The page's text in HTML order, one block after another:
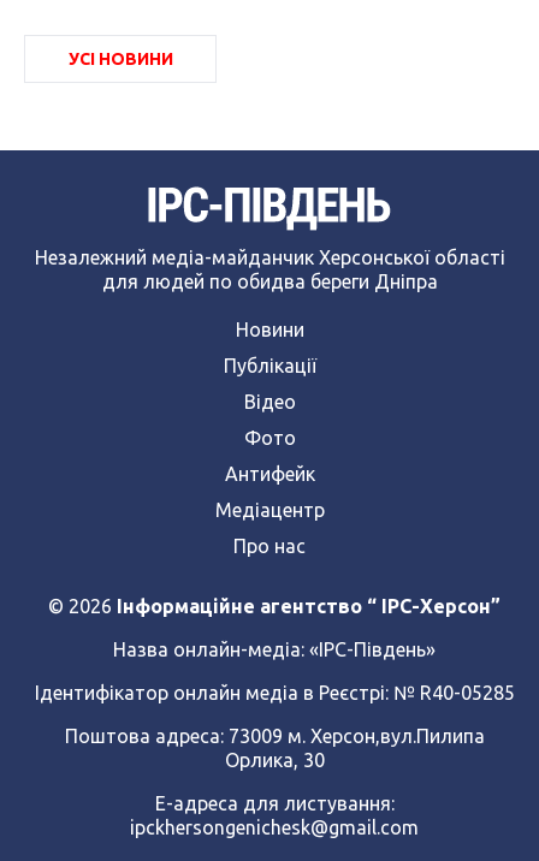
УСІ НОВИНИ
Незалежний медіа-майданчик Херсонської області
для людей по обидва береги Дніпра
Новини
Публікації
Відео
Фото
Антифейк
Медіацентр
Про нас
© 2026 Інформаційне агентство “ IPC-Херсон”
Назва онлайн-медіа: «ІРС-Південь»
Ідентифікатор онлайн медіа в Реєстрі: № R40-05285
Поштова адреса: 73009 м. Херсон,вул.Пилипа
Орлика, 30
Е-адреса для листування:
ipckhersongenichesk@gmail.com